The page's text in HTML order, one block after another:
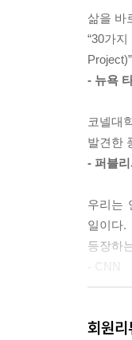
다네.
“두 가
이성
“남편
는 게
것이
“나이
들면 인
어떤 노
이 그렇
우리가
어떻게
무엇이
이야기
종교처
《내
바람
뒤집고
가치로
삶을 바
“30가
- 뉴욕
코넬대
발견한
- 퍼블
우리는
일이다.
등장하
행복 등
회원리